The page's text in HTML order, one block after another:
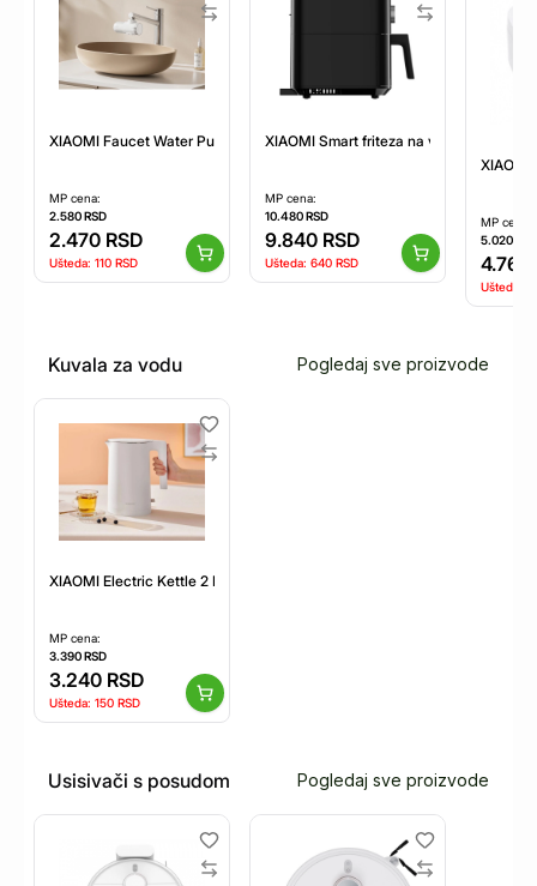
XIAOMI Faucet Water Purifier
MP cena:
2.580RSD
2.470 RSD
Ušteda: 110 RSD
XIAOMI Smart friteza na vruć vazduh
MP cena:
10.480RSD
9.840 RSD
Ušteda: 640 RSD
XIAOMI
MP cena:
5.020
4.760
Ušteda:
Kuvala za vodu Pogledaj sve proizvode
XIAOMI Electric Kettle 2 EU kuvalo (BHR5927EU)
MP cena:
3.390RSD
3.240 RSD
Ušteda: 150 RSD
Usisivači s posudom Pogledaj sve proizvode